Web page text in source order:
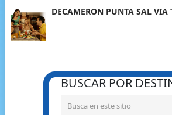
DECAMERON PUNTA SAL VIA
BUSCAR POR